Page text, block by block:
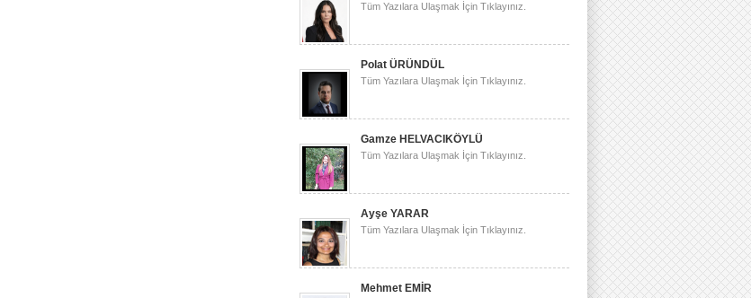
Tüm Yazılara Ulaşmak İçin Tıklayınız.
Polat ÜRÜNDÜL
Tüm Yazılara Ulaşmak İçin Tıklayınız.
Gamze HELVACIKÖYLÜ
Tüm Yazılara Ulaşmak İçin Tıklayınız.
Ayşe YARAR
Tüm Yazılara Ulaşmak İçin Tıklayınız.
Mehmet EMİR